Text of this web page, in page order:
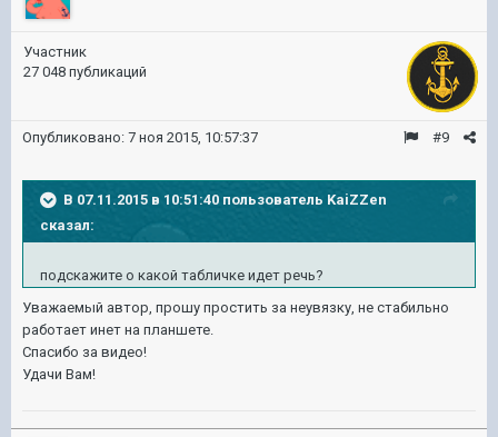
Участник
27 048 публикаций
#9
Опубликовано: 7 ноя 2015, 10:57:37
В 07.11.2015 в 10:51:40 пользователь KaiZZen
сказал:
подскажите о какой табличке идет речь?
Уважаемый автор, прошу простить за неувязку, не стабильно
работает инет на планшете.
Спасибо за видео!
Удачи Вам!